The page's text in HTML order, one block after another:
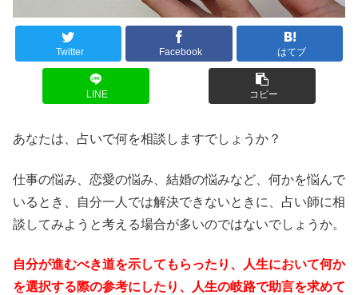
Twitter Facebook はてブ
LINE コピー
あなたは、占いで何を相談しますでしょうか？
仕事の悩み、恋愛の悩み、結婚の悩みなど、何かを悩んで
いるとき、自分一人では解決できないときに、占い師に相
談してみようと考える場合が多いのではないでしょうか。
自分が進むべき道を示してもらったり、人生において何か
を選択する際の参考にしたり、人生の岐路で助言を求めて